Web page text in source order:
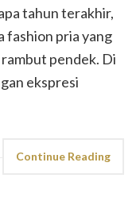
tahun terakhir,
fashion pria yang
pendek. Di
ekspresi
Continue Reading